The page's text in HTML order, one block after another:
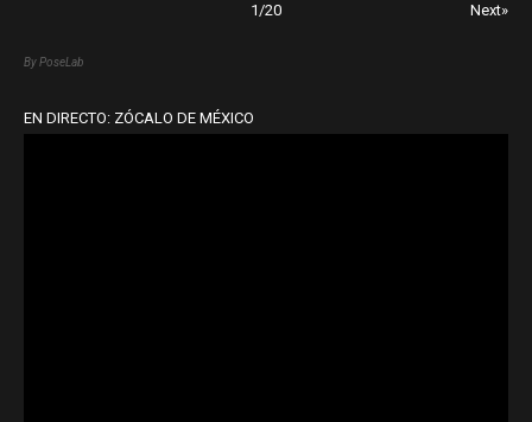
1/20 Next»
By PoseLab
EN DIRECTO: ZÓCALO DE MÉXICO